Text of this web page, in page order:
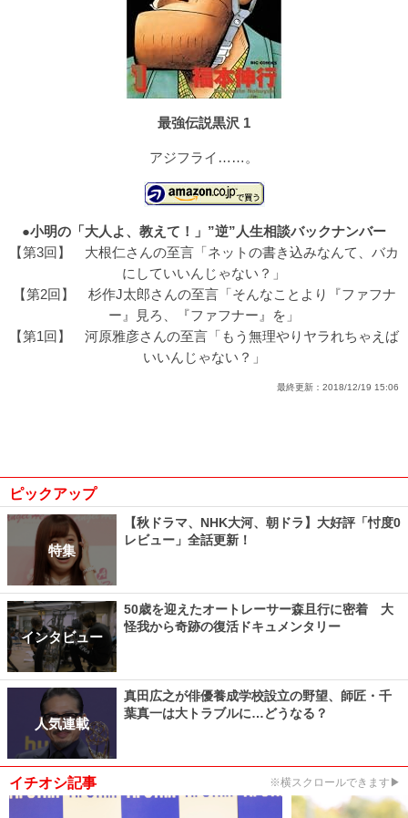
最強伝説黒沢 1
アジフライ……。
●小明の「大人よ、教えて！」”逆”人生相談バックナンバー
【第3回】 大根仁さんの至言「ネットの書き込みなんて、バカ
にしていいんじゃない？」
【第2回】 杉作J太郎さんの至言「そんなことより『ファフナ
ー』見ろ、『ファフナー』を」
【第1回】 河原雅彦さんの至言「もう無理やりヤラれちゃえば
いいんじゃない？」
最終更新： 2018/12/19 15:06
ピックアップ
特集
【秋ドラマ、NHK大河、朝ドラ】大好評「忖度0
レビュー」全話更新！
インタビュー
50歳を迎えたオートレーサー森且行に密着 大
怪我から奇跡の復活ドキュメンタリー
人気連載
真田広之が俳優養成学校設立の野望、師匠・千
葉真一は大トラブルに…どうなる？
イチオシ記事 ※横スクロールできます▶